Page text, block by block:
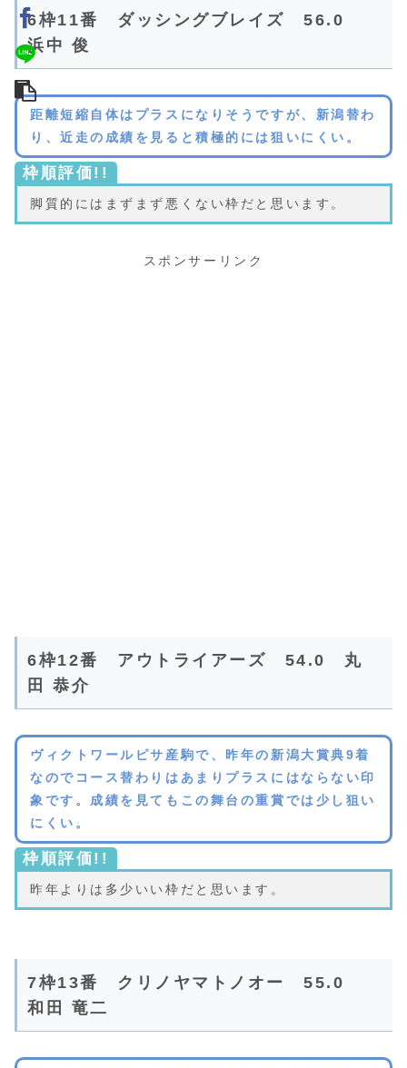
6枠11番 ダッシングブレイズ 56.0
浜中 俊
距離短縮自体はプラスになりそうですが、新潟替わ
り、近走の成績を見ると積極的には狙いにくい。
枠順評価!!
脚質的にはまずまず悪くない枠だと思います。
スポンサーリンク
6枠12番 アウトライアーズ 54.0 丸
田 恭介
ヴィクトワールピサ産駒で、昨年の新潟大賞典9着
なのでコース替わりはあまりプラスにはならない印
象です。成績を見てもこの舞台の重賞では少し狙い
にくい。
枠順評価!!
昨年よりは多少いい枠だと思います。
7枠13番 クリノヤマトノオー 55.0
和田 竜二